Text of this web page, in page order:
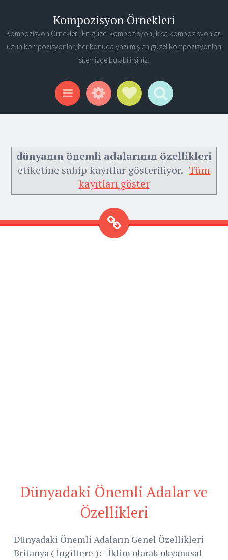
Kompozisyon Örnekleri
Kompozisyon Örnekleri. En güzel kompozisyon, kısa kompozisyonlar,
uzun kompozisyonlar, her konuda yazılmış en güzel kompozisyonları
sitemizde bulabilirsiniz.
Menu WidgetsSocial Links
Search
dünyanın önemli adalarının özellikleri
etiketine sahip kayıtlar gösteriliyor. Tüm
kayıtları göster
Dünyadaki Önemli Adalar ve
Özellikleri
Dünyadaki Önemli Adaların Genel Özellikleri
Britanya ( İngiltere ): - İklim olarak okyanusal